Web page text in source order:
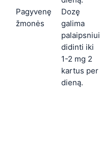
Pagyvenę
žmonės
Dozę
galima
palaipsniui
didinti iki
1-2 mg 2
kartus per
dieną.